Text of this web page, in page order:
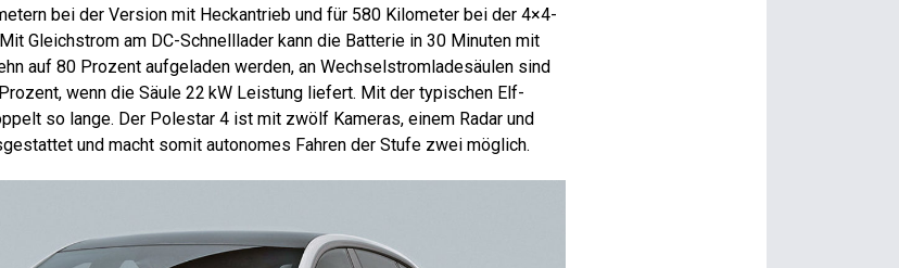
bei der Version mit Heckantrieb und für 580 Kilometer bei der 4×4-
Gleichstrom am DC-Schnelllader kann die Batterie in 30 Minuten mit
auf 80 Prozent aufgeladen werden, an Wechselstromladesäulen sind
wenn die Säule 22 kW Leistung liefert. Mit der typischen Elf-
so lange. Der Pole­star 4 ist mit zwölf Kameras, einem Radar und
und macht somit autonomes Fahren der Stufe zwei möglich.